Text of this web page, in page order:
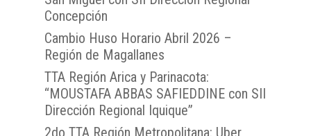
Concepción
Cambio Huso Horario Abril 2026 –
Región de Magallanes
TTA Región Arica y Parinacota:
“MOUSTAFA ABBAS SAFIEDDINE con SII
Dirección Regional Iquique”